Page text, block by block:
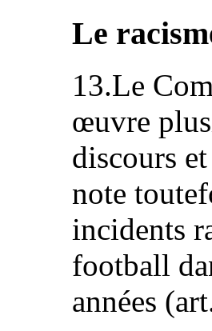
Le
13.Le
œuvre
discours
note
incidents
football
années